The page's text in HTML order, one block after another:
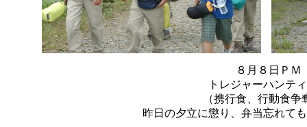
８月８日ＰＭ
トレジャーハンテ
（携行食、行動食争
昨日の夕立に懲り、弁当忘れて